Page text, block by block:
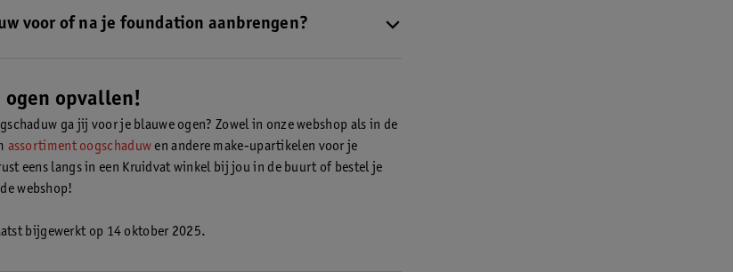
voor of na je foundation aanbrengen?
raden we aan eerst een oogschaduwprimer op te doen,
Power Base Matte Liquid Longlasting Eye Primer. De primer zorgt
hele dag mooi blijft zitten.
opvallen!
ga jij voor je blauwe ogen? Zowel in onze webshop als in de
assortiment oogschaduw en andere make-upartikelen voor je
eens langs in een Kruidvat winkel bij jou in de buurt of bestel je
webshop!
bijgewerkt op 14 oktober 2025.